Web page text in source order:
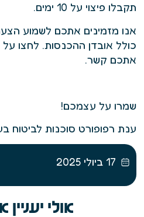
תקבלו פיצוי על 10 ימים.
אנו מזמינים אתכם לשמוע
כולל אובדן ההכנסות. לחצו
אתכם קשר.
שמרו על עצמכם!
ענת רפופורט סוכנות לביטוח
17 ביולי 2025
אולי